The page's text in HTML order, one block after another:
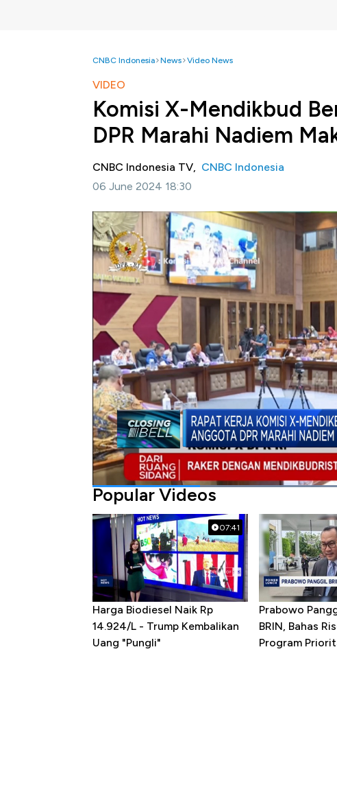
CNBC Indonesia News Video News
VIDEO
Komisi X-Mendikbud
DPR Marahi Nadiem
CNBC Indonesia TV, CNBC Indonesia
06 June 2024 18:30
Jakarta, CNBC Indonesia-Rapat kerja antara
yang berlangsung pada Rabu 5 Juni kemarin
DPR RI bahkan sempat memarahi Nadiem.
Simak informasi selengkapnya dalam program
berikut ini.
Bagikan:
#komisi x #mendikbud ristek #nadiem
Popular Videos
07:41
Harga Biodiesel Naik Rp
14.924/L - Trump Kembalikan
Uang "Pungli"
Prabowo
BRIN, Bahas
Program